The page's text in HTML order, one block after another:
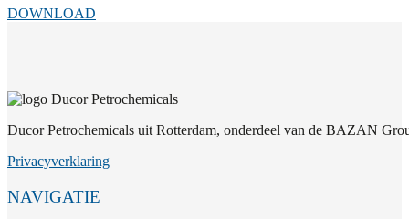
DOWNLOAD
Ducor Petrochemicals uit Rotterdam, onderdeel van de BAZAN
Privacyverklaring
NAVIGATIE